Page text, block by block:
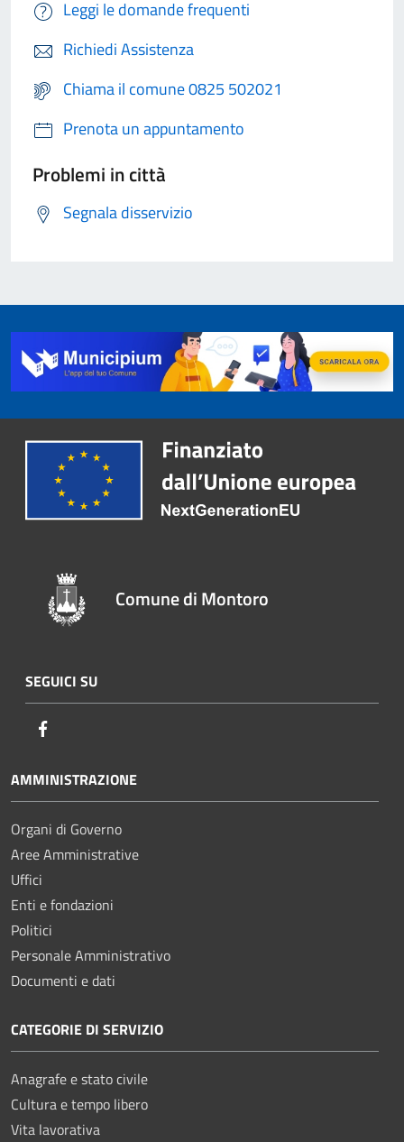
Leggi le domande frequenti
Richiedi Assistenza
Chiama il comune 0825 502021
Prenota un appuntamento
Problemi in città
Segnala disservizio
Comune di Montoro
SEGUICI SU
AMMINISTRAZIONE
Organi di Governo
Aree Amministrative
Uffici
Enti e fondazioni
Politici
Personale Amministrativo
Documenti e dati
CATEGORIE DI SERVIZIO
Anagrafe e stato civile
Cultura e tempo libero
Vita lavorativa